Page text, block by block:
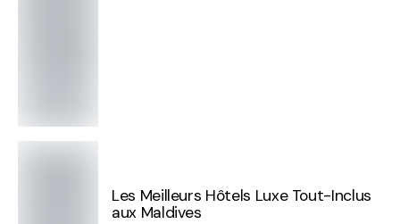
Les Meilleurs Hôtels Luxe Tout-Inclus
aux Maldives